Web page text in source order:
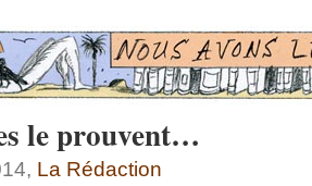
le prouvent…
La Rédaction